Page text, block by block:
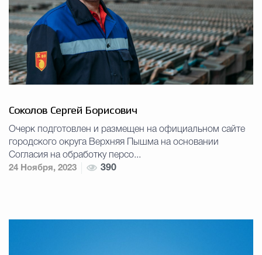
Соколов Сергей Борисович
Очерк подготовлен и размещен на официальном сайте
городского округа Верхняя Пышма на основании
Согласия на обработку персо...
24 Ноября, 2023
390